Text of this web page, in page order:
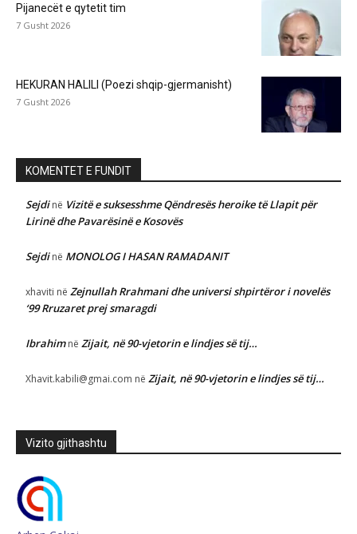
Pijanecët e qytetit tim
7 Gusht 2026
HEKURAN HALILI (Poezi shqip-gjermanisht)
7 Gusht 2026
KOMENTET E FUNDIT
Sejdinë Vizitë e suksesshme Qëndresës heroike të Llapit për
Lirinë dhe Pavarësinë e Kosovës
Sejdinë MONOLOG I HASAN RAMADANIT
xhaviti në Zejnullah Rrahmani dhe universi shpirtëror i novelës
‘99 Rruzaret prej smaragdi
Ibrahimnë Zijait, në 90-vjetorin e lindjes së tij…
Xhavit.kabili@gmai.com në Zijait, në 90-vjetorin e lindjes së tij…
Vizito gjithashtu